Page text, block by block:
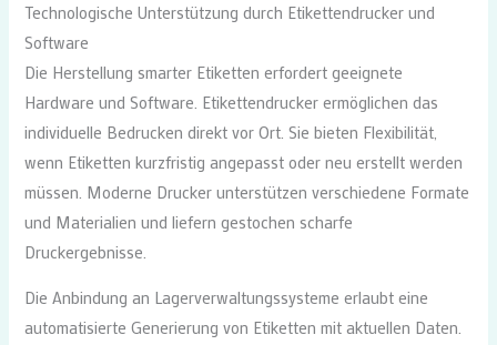
Technologische Unterstützung durch Etikettendrucker und
Software
Die Herstellung smarter Etiketten erfordert geeignete
Hardware und Software. Etikettendrucker ermöglichen das
individuelle Bedrucken direkt vor Ort. Sie bieten Flexibilität,
wenn Etiketten kurzfristig angepasst oder neu erstellt werden
müssen. Moderne Drucker unterstützen verschiedene Formate
und Materialien und liefern gestochen scharfe
Druckergebnisse.
Die Anbindung an Lagerverwaltungssysteme erlaubt eine
automatisierte Generierung von Etiketten mit aktuellen Daten.